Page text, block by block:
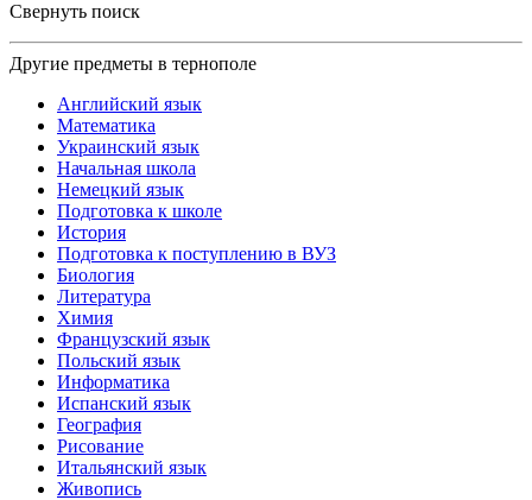
Свернуть поиск
Другие предметы в тернополе
Английский язык
Математика
Украинский язык
Начальная школа
Немецкий язык
Подготовка к школе
История
Подготовка к поступлению в ВУЗ
Биология
Литература
Химия
Французский язык
Польский язык
Информатика
Испанский язык
География
Рисование
Итальянский язык
Живопись